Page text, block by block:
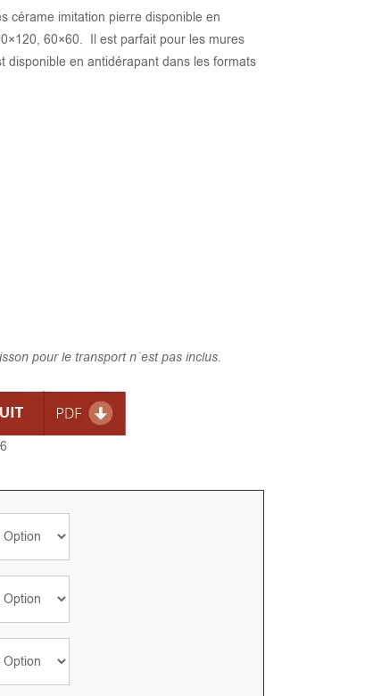
cérame imitation pierre disponible en
60×60. Il est parfait pour les mures
disponible en antidérapant dans les formats
pour le transport n´est pas inclus.